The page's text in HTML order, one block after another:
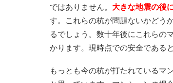
ではありません。 大きな地震の後
す。これらの杭が問題ないかどう
るでしょう。数十年後にこれらの
かります。現時点での安全である
もっとも今の杭が打たれているマ